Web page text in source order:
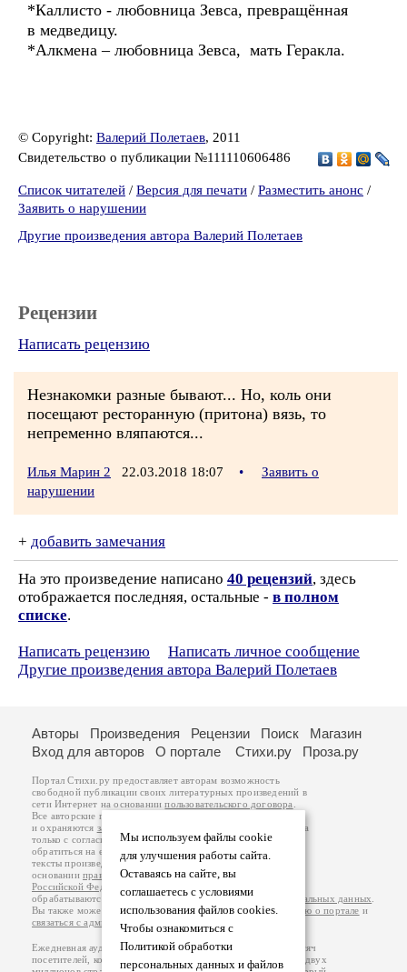
*Каллисто - любовница Зевса, превращённая
в медведицу.
*Алкмена – любовница Зевса, мать Геракла.
© Copyright: Валерий Полетаев, 2011
Свидетельство о публикации №111110606486
Список читателей / Версия для печати / Разместить анонс /
Заявить о нарушении
Другие произведения автора Валерий Полетаев
Рецензии
Написать рецензию
Незнакомки разные бывают... Но, коль они
посещают ресторанную (притона) вязь, то
непременно вляпаются...
Илья Марин 2 22.03.2018 18:07 •
Заявить о
нарушении
+ добавить замечания
На это произведение написано 40 рецензий, здесь
отображается последняя, остальные - в полном
списке.
Написать рецензию
Написать личное сообщение
Другие произведения автора Валерий Полетаев
Мы используем файлы cookie
для улучшения работы сайта.
Оставаясь на сайте, вы
соглашаетесь с условиями
использования файлов cookies.
Чтобы ознакомиться с
Политикой обработки
персональных данных и файлов
Авторы Произведения Рецензии Поиск
Магазин
Вход для авторов
О портале Стихи.ру Проза.ру
Портал Стихи.ру предоставляет авторам возможность
свободной публикации своих литературных произведений в
сети Интернет на основаниипользовательского договора
Все авторские права на произведения принадлежат авторам
и охраняются законом
. Перепечатка произведений возможна
только с согласия его автора, к которому вы можете
обратиться на его авторской странице. Ответственность за
тексты произведений авторы несут самостоятельно на
основанииправил публикацииизаконодательства
Российской Федерации
обрабатываются на основанииПолитики обработки персональных данных
Вы также можете посмотреть более подробнуюинформацию о портале и
связаться с администрацией
Ежедневная аудитория портала Стихи.ру – порядка 200 тысяч
посетителей, которые в общей сумме просматривают более двух